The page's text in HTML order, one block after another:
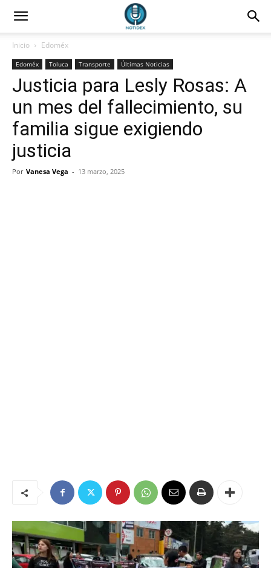
Inicio Edoméx
Edoméx Toluca Transporte Últimas Noticias
Justicia para Lesly Rosas: A
un mes del fallecimiento, su
familia sigue exigiendo
justicia
Por Vanesa Vega - 13 marzo, 2025